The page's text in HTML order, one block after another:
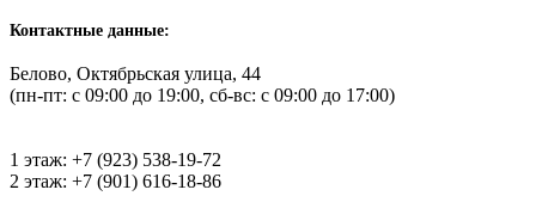
Контактные данные:
Белово, Октябрьская улица, 44
(пн-пт: с 09:00 до 19:00, сб-вс: с 09:00 до 17:00)
1 этаж: +7 (923) 538-19-72
2 этаж: +7 (901) 616-18-86